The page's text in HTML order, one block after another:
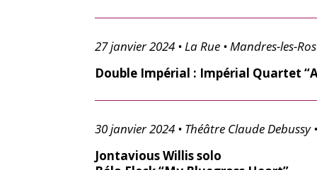
27 janvier 2024 • La Rue • Mandres-les-
Double Impérial : Impérial Quartet
30 janvier 2024 • Théâtre Claude Debussy
Jontavious Willis solo